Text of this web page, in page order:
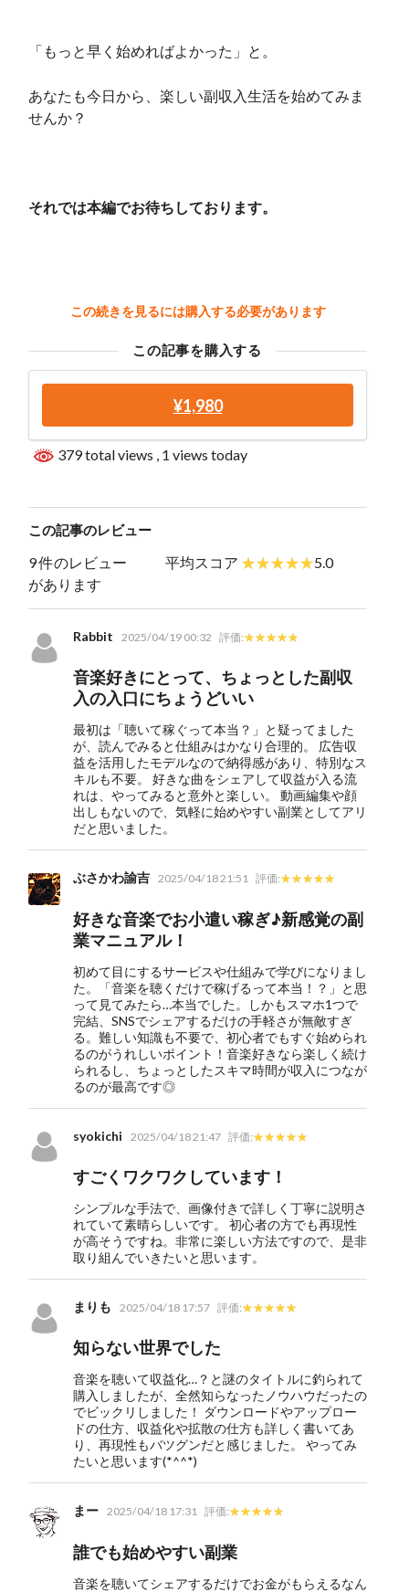
「もっと早く始めればよかった」と。
あなたも今日から、楽しい副収入生活を始めてみま
せんか？
それでは本編でお待ちしております。
この続きを見るには購入する必要があります
この記事を購入する
¥1,980
379 total views , 1 views today
この記事のレビュー
9 件のレビュー
があります
平均スコア 5.0
Rabbit 2025/04/19 00:32 評価:
音楽好きにとって、ちょっとした副収
入の入口にちょうどいい
最初は「聴いて稼ぐって本当？」と疑ってました
が、読んでみると仕組みはかなり合理的。 広告収
益を活用したモデルなので納得感があり、特別なス
キルも不要。 好きな曲をシェアして収益が入る流
れは、やってみると意外と楽しい。 動画編集や顔
出しもないので、気軽に始めやすい副業としてアリ
だと思いました。
ぶさかわ諭吉 2025/04/18 21:51 評価:
好きな音楽でお小遣い稼ぎ♪新感覚の副
業マニュアル！
初めて目にするサービスや仕組みで学びになりまし
た。「音楽を聴くだけで稼げるって本当！？」と思
って見てみたら…本当でした。しかもスマホ1つで
完結、SNSでシェアするだけの手軽さが無敵すぎ
る。難しい知識も不要で、初心者でもすぐ始められ
るのがうれしいポイント！音楽好きなら楽しく続け
られるし、ちょっとしたスキマ時間が収入につなが
るのが最高です◎
syokichi 2025/04/18 21:47 評価:
すごくワクワクしています！
シンプルな手法で、画像付きで詳しく丁寧に説明さ
れていて素晴らしいです。 初心者の方でも再現性
が高そうですね。非常に楽しい方法ですので、是非
取り組んでいきたいと思います。
まりも 2025/04/18 17:57 評価:
知らない世界でした
音楽を聴いて収益化…？と謎のタイトルに釣られて
購入しましたが、全然知らなったノウハウだったの
でビックリしました！ ダウンロードやアップロー
ドの仕方、収益化や拡散の仕方も詳しく書いてあ
り、再現性もバツグンだと感じました。 やってみ
たいと思います(*^^*)
まー 2025/04/18 17:31 評価:
誰でも始めやすい副業
音楽を聴いてシェアするだけでお金がもらえるなん